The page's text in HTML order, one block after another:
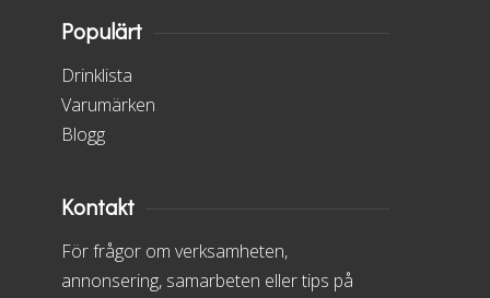
Populärt
Drinklista
Varumärken
Blogg
Kontakt
För frågor om verksamheten,
annonsering, samarbeten eller tips på